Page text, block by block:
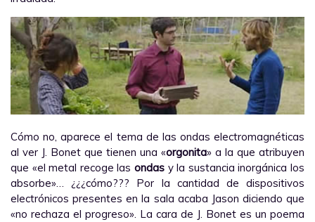
Cómo no, aparece el tema de las ondas electromagnéticas
al ver J. Bonet que tienen una «orgonita» a la que atribuyen
que «el metal recoge las ondas y la sustancia inorgánica los
absorbe»… ¿¿¿cómo??? Por la cantidad de dispositivos
electrónicos presentes en la sala acaba Jason diciendo que
«no rechaza el progreso». La cara de J. Bonet es un poema